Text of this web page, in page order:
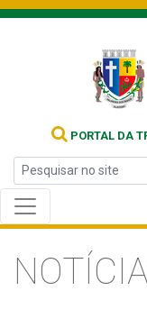
PORTAL DA